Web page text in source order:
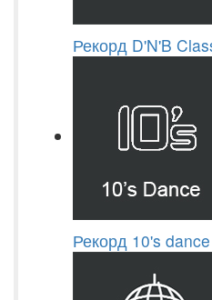
Рекорд D'N'B
Рекорд 10's dance